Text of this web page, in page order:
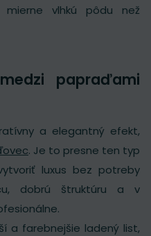
vlhkú pôdu než
papraďami
a elegantný efekt,
. Je to presne ten typ
luxus bez potreby
dobrú štruktúru a v
a farebnejšie ladený list,